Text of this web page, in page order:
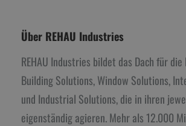
Über REHAU Industries
REHAU Industries bildet das Dach für die
Building Solutions, Window Solutions,
und Industrial Solutions, die in ihren
eigenständig agieren. Mehr als 12.000